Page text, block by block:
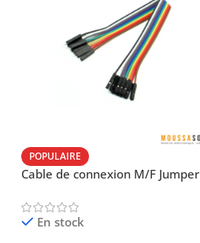
POPULAIRE
Cable de connexion M/F Jumper
En stock